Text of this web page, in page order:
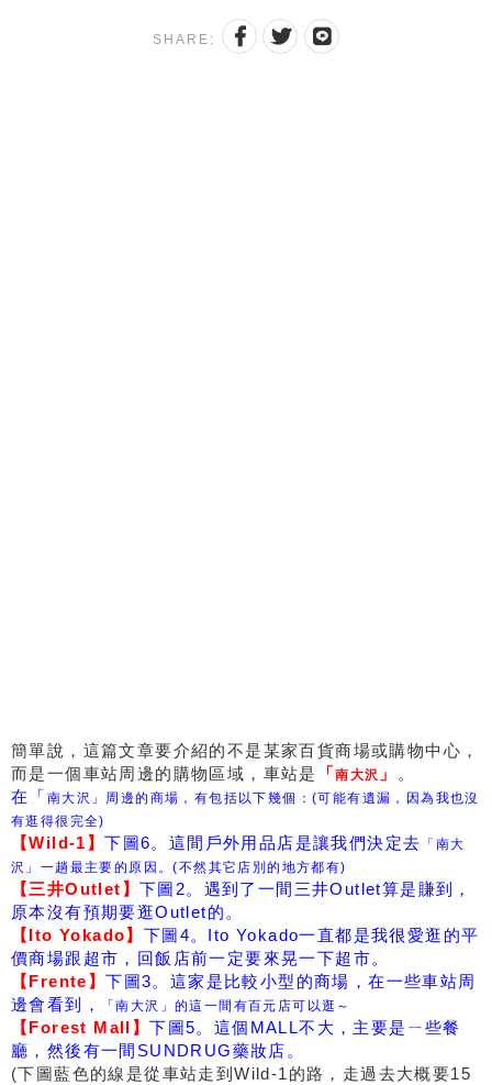
SHARE:
簡單說，這篇文章要介紹的不是某家百貨商場或購物中心，
而是一個車站周邊的購物區域，車站是
「南大沢 」
。
在「 南大沢」周邊的商場，有包括以下幾個：(可能有遺漏，因為我也沒
有逛得很完全)
【Wild-1】下圖6。這間戶外用品店是讓我們決定去 「南大
沢」一趟最主要的原因。(不然其它店別的地方都有)
【三井Outlet】下圖2。遇到了一間三井Outlet算是賺到，
原本沒有預期要逛Outlet的。
【Ito Yokado】 下圖4。Ito Yokado一直都是我很愛逛的平
價商場跟超市，回飯店前一定要來晃一下超市。
【Frente】下圖3。這家是比較小型的商場，在一些車站周
邊會看到，
「南大沢」的這一間有百元店可以逛～
【Forest Mall】下圖5。這個MALL不大，主要是ㄧ些餐
廳，然後有一間SUNDRUG藥妝店。
(下圖藍色的線是從車站走到Wild-1的路，走過去大概要15